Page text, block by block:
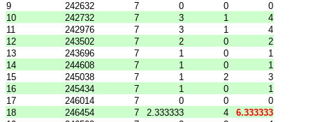
9
242632 7 0 0
0
10
242732 7 3 1
4
11
242976 7 3 1
4
12
243502 7 2 0
2
13
243696 7 1 0
1
14
244608 7 1 0
1
15
245038 7 1 2
3
16
245434 7 1 0
1
17
246014 7 0 0
0
18
246454 7 2.333333 4
6.333333